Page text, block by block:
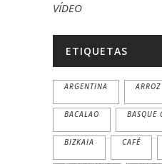
VÍDEO
ETIQUETAS
ARGENTINA ARROZ
BACALAO BASQUE
BIZKAIA CAFÉ